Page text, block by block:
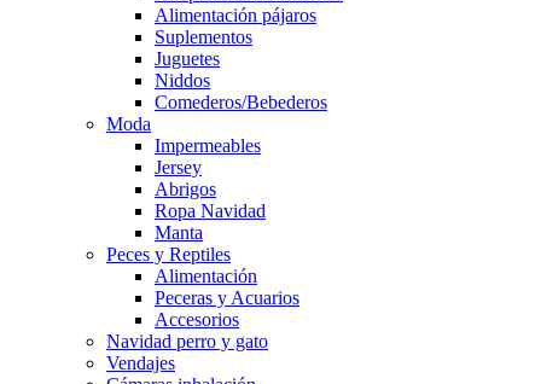
Alimentación pájaros
Suplementos
Juguetes
Niddos
Comederos/Bebederos
Moda
Impermeables
Jersey
Abrigos
Ropa Navidad
Manta
Peces y Reptiles
Alimentación
Peceras y Acuarios
Accesorios
Navidad perro y gato
Vendajes